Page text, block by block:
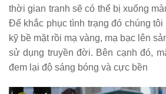
thời gian tranh sẽ có thể bị xuống
Để khắc phục tình trạng đó chúng
kỹ bề mặt rồi mạ vàng, mạ bạc lên
sử dụng truyền đời. Bên cạnh đó,
đem lại độ sáng bóng và cực bền